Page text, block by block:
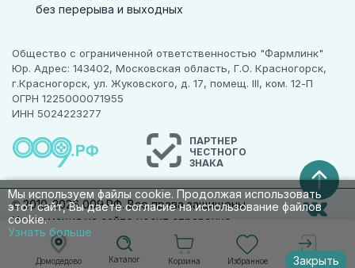
Домодедово Каталог Корзина Избранное Войти
Мы используем файлы cookie. Продолжая использовать
этот сайт, Вы даете согласие на использование файлов
cookie.
Узнать больше
Закрыть
без перерыва и выходных
Общество с ограниченной ответственностью "Фармлинк"
Юр. Адрес: 143402, Московская область, Г.О. Красногорск,
г.Красногорск, ул. Жуковского, д. 17, помещ. III, ком. 12-П
ОГРН 1225000071955
ИНН 5024223277
ПАРТНЕР
ЧЕСТНОГО
ЗНАКА
© 2010-2026 009.РФ. Все права защищены
Информация на сайте носит справочно-
информационный характер и не является
публичной офертой п. 2 ст. 437 ГК РФ